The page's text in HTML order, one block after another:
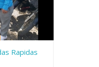
Rapidas